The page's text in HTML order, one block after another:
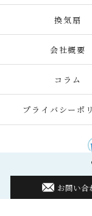
お問い合
換気扇
会社概要
コラム
プライバシーポ